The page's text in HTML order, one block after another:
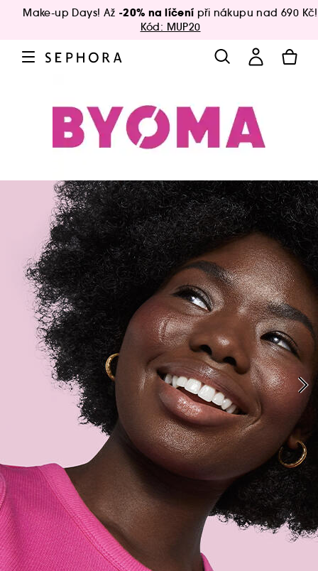
Make-up Days! Až -20% na líčení při nákupu nad 690 Kč!
Kód: MUP20